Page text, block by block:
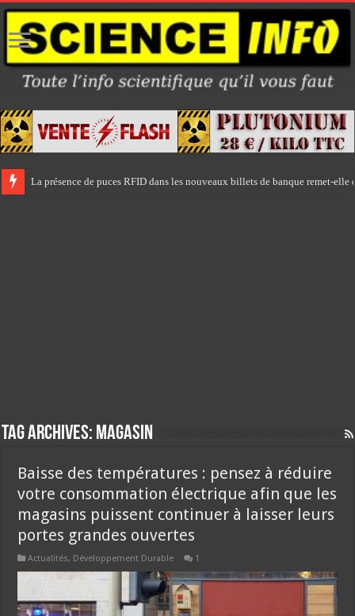
La présence de puces RFID dans les nouveaux billets de banque remet-
Tag Archives: magasin
Baisse des températures : pensez à réduire
votre consommation électrique afin que les
magasins puissent continuer à laisser leurs
portes grandes ouvertes
Actualités, Développement Durable 1